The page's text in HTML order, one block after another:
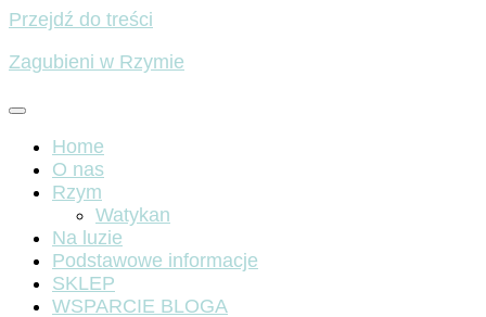
Przejdź do treści
Zagubieni w Rzymie
Home
O nas
Rzym
Watykan
Na luzie
Podstawowe informacje
SKLEP
WSPARCIE BLOGA